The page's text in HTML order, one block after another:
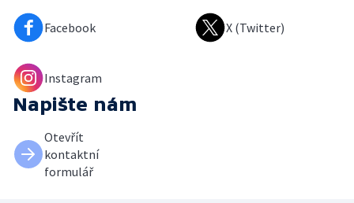
Facebook X (Twitter)
Instagram
Napište nám
Otevřít
kontaktní
formulář